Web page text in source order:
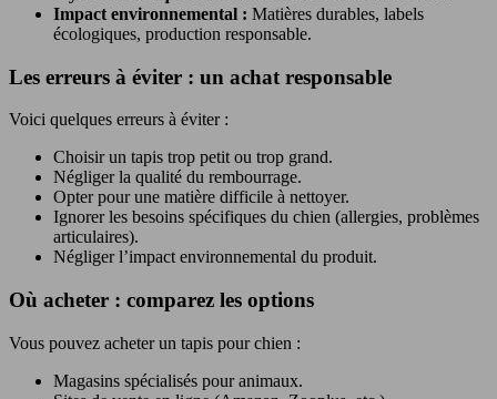
Impact environnemental : Matières durables, labels
écologiques, production responsable.
Les erreurs à éviter : un achat responsable
Voici quelques erreurs à éviter :
Choisir un tapis trop petit ou trop grand.
Négliger la qualité du rembourrage.
Opter pour une matière difficile à nettoyer.
Ignorer les besoins spécifiques du chien (allergies, problèmes
articulaires).
Négliger l’impact environnemental du produit.
Où acheter : comparez les options
Vous pouvez acheter un tapis pour chien :
Magasins spécialisés pour animaux.